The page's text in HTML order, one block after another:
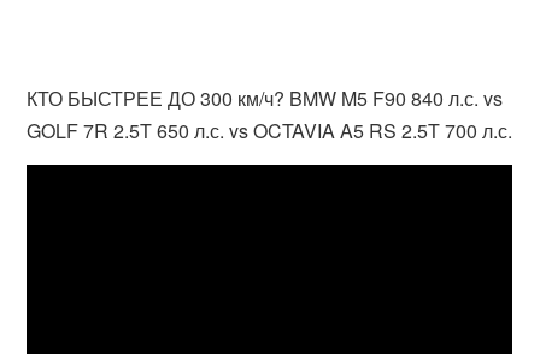
КТО БЫСТРЕЕ ДО 300 км/ч? BMW M5 F90 840 л.с. vs
GOLF 7R 2.5T 650 л.с. vs OCTAVIA A5 RS 2.5T 700 л.с.